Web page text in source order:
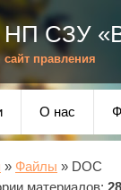
НП СЗУ
сайт правления
О нас
» Файлы » DOC